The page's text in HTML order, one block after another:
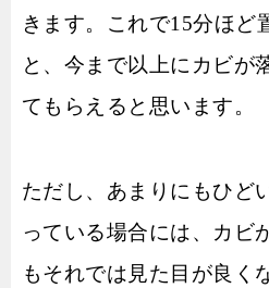
きます。これで15分ほど
と、今まで以上にカビが
てもらえると思います。
ただし、あまりにもひど
っている場合には、カビ
もそれでは見た目が良く